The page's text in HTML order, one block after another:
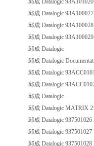
邱成 Datalogic
邱成 Datalogic
邱成 Datalogic
邱成 Datalogic
邱成 Datalogic
邱成 Datalogic
邱成 Datalogic
邱成 Datalogic
邱成 Datalogic
邱成 Datalogic MATRIX
邱成 Datalogic
邱成 Datalogic
邱成 Datalogic